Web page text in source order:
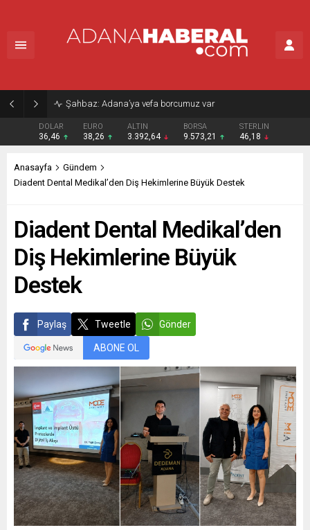
Şahbaz: Adana’ya vefa borcumuz var
DOLAR
36,46
EURO
38,26
ALTIN
3.392,64
BORSA
9.573,21
STERLIN
46,18
Anasayfa
Gündem
Diadent Dental Medikal’den Diş Hekimlerine Büyük Destek
Diadent Dental Medikal’den
Diş Hekimlerine Büyük
Destek
Paylaş Tweetle Gönder
ABONE OL